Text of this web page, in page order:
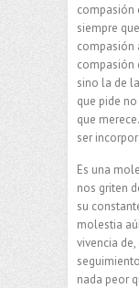
compasión
siempre
compasión
compasión
sino la de
que pide
que
ser
Es una
nos griten
su
molestia
vivencia
nada peor